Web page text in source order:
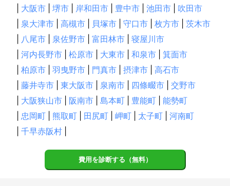
大阪市 堺市 岸和田市 豊中市 池田市
吹田市
泉大津市 高槻市 貝塚市 守口市 枚方市
茨木市
八尾市 泉佐野市 富田林市
寝屋川市
河内長野市 松原市 大東市 和泉市
箕面市
柏原市 羽曳野市 門真市 摂津市
高石市
藤井寺市 東大阪市 泉南市 四條畷市
交野市
大阪狭山市 阪南市 島本町 豊能町
能勢町
忠岡町 熊取町 田尻町 岬町 太子町
河南町
千早赤阪村
費用を診断する（無料）